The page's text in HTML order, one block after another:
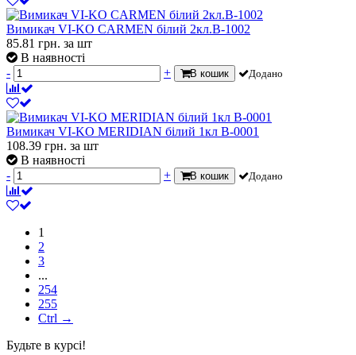
Вимикач VI-KO CARMEN білий 2кл.В-1002
85.81 грн. за шт
В наявності
-
+ В кошик Додано
Вимикач VI-KO MERIDIAN білий 1кл В-0001
108.39 грн. за шт
В наявності
-
+ В кошик Додано
1
2
3
...
254
255
Ctrl →
Будьте в курсі!